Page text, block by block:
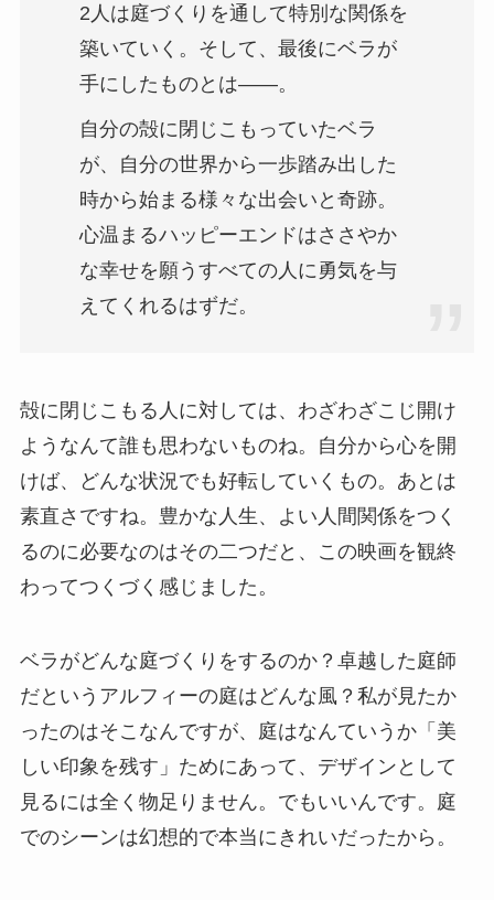
2人は庭づくりを通して特別な関係を
築いていく。そして、最後にベラが
手にしたものとは――。
自分の殻に閉じこもっていたベラ
が、自分の世界から一歩踏み出した
時から始まる様々な出会いと奇跡。
心温まるハッピーエンドはささやか
な幸せを願うすべての人に勇気を与
えてくれるはずだ。
殻に閉じこもる人に対しては、わざわざこじ開け
ようなんて誰も思わないものね。自分から心を開
けば、どんな状況でも好転していくもの。あとは
素直さですね。豊かな人生、よい人間関係をつく
るのに必要なのはその二つだと、この映画を観終
わってつくづく感じました。
ベラがどんな庭づくりをするのか？卓越した庭師
だというアルフィーの庭はどんな風？私が見たか
ったのはそこなんですが、庭はなんていうか「美
しい印象を残す」ためにあって、デザインとして
見るには全く物足りません。でもいいんです。庭
でのシーンは幻想的で本当にきれいだったから。